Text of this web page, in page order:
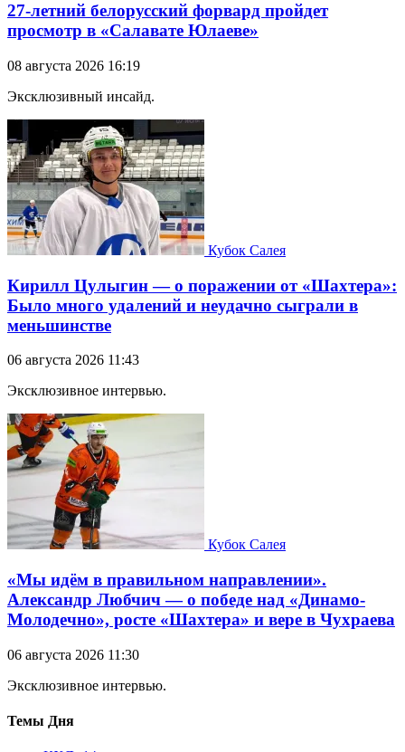
27-летний белорусский форвард пройдет
просмотр в «Салавате Юлаеве»
08 августа 2026 16:19
Эксклюзивный инсайд.
Кубок Салея
Кирилл Цулыгин — о поражении от «Шахтера»:
Было много удалений и неудачно сыграли в
меньшинстве
06 августа 2026 11:43
Эксклюзивное интервью.
Кубок Салея
«Мы идём в правильном направлении».
Александр Любчич — о победе над «Динамо-
Молодечно», росте «Шахтера» и вере в Чухраева
06 августа 2026 11:30
Эксклюзивное интервью.
Темы Дня